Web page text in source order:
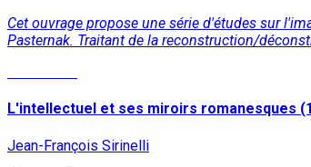
Cet ouvrage propose une série d'études sur
Pasternak. Traitant de la reconstruction/
L'intellectuel et ses miroirs romanesques
Jean-François Sirinelli